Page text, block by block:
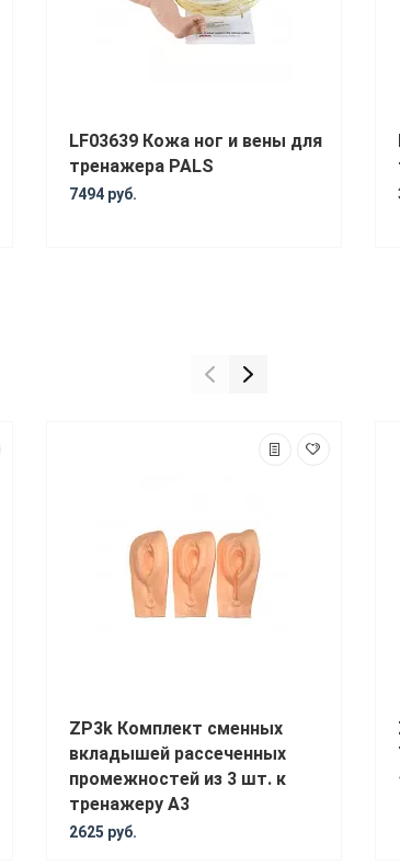
LF03639 Кожа ног и вены для
тренажера PALS
7494 руб.
ZP3k Комплект сменных
вкладышей рассеченных
промежностей из 3 шт. к
тренажеру А3
2625 руб.